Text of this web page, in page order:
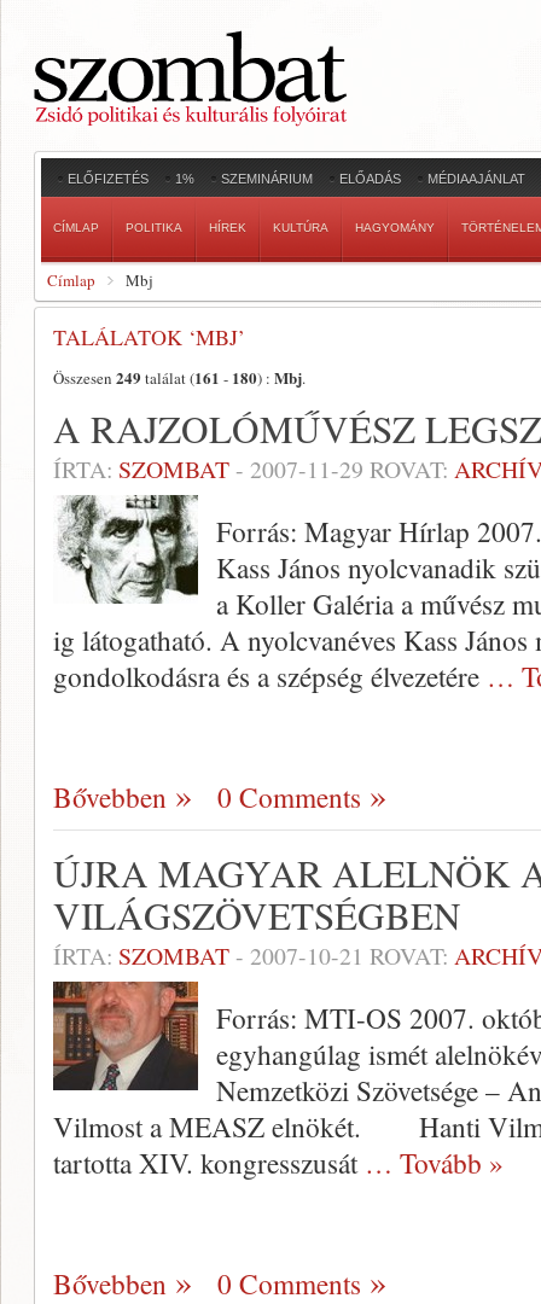
ELŐFIZETÉS 1% SZEMINÁRIUM ELŐADÁS MÉDIAAJÁNLAT
CÍMLAP POLITIKA HÍREK KULTÚRA HAGYOMÁNY
Címlap Mbj
TALÁLATOK ‘MBJ’
Összesen 249 találat (161 - 180) : Mbj.
A RAJZOLÓMŰVÉSZ
ÍRTA: SZOMBAT- 2007-11-29 ROVAT:
Forrás: Magyar Hírlap
Kass János nyolcvanadik
a Koller Galéria a művész
ig látogatható. A nyolcvanéves Kass
gondolkodásra és a szépség élvezetére …
Bővebben 0 Comments
ÚJRA MAGYAR ALELNÖK
VILÁGSZÖVETSÉGBEN
ÍRTA: SZOMBAT- 2007-10-21 ROVAT:
Forrás: MTI-OS 2007.
egyhangúlag ismét
Nemzetközi Szövetsége –
Vilmost a MEASZ elnökét. Hanti
tartotta XIV. kongresszusát … Tovább »
Bővebben 0 Comments